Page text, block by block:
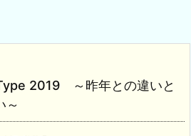
2019 ～昨年との違いと
～